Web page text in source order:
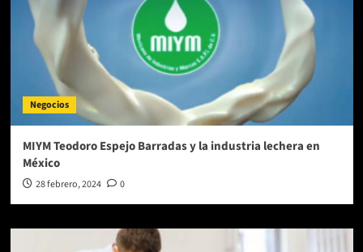
Negocios
MIYM Teodoro Espejo Barradas y la industria lechera en
México
28 febrero, 2024 0